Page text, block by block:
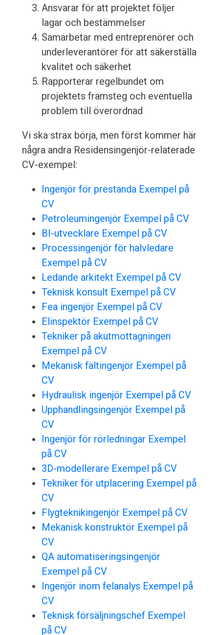
Ansvarar för att projektet följer
lagar och bestämmelser
Samarbetar med entreprenörer och
underleverantörer för att säkerställa
kvalitet och säkerhet
Rapporterar regelbundet om
projektets framsteg och eventuella
problem till överordnad
Vi ska strax börja, men först kommer här
några andra Residensingenjör-relaterade
CV-exempel:
Ingenjör för prestanda Exempel på
CV
Petroleumingenjör Exempel på CV
BI-utvecklare Exempel på CV
Processingenjör för halvledare
Exempel på CV
Ledande arkitekt Exempel på CV
Teknisk konsult Exempel på CV
Fea ingenjör Exempel på CV
Elinspektör Exempel på CV
Tekniker på akutmottagningen
Exempel på CV
Mekanisk fältingenjör Exempel på
CV
Hydraulisk ingenjör Exempel på CV
Upphandlingsingenjör Exempel på
CV
Ingenjör för rörledningar Exempel
på CV
3D-modellerare Exempel på CV
Tekniker för utplacering Exempel på
CV
Flygteknikingenjör Exempel på CV
Mekanisk konstruktör Exempel på
CV
QA automatiseringsingenjör
Exempel på CV
Ingenjör inom felanalys Exempel på
CV
Teknisk försäljningschef Exempel
på CV